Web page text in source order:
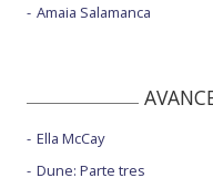
Amaia Salamanca
Ella McCay
Dune: Parte tres